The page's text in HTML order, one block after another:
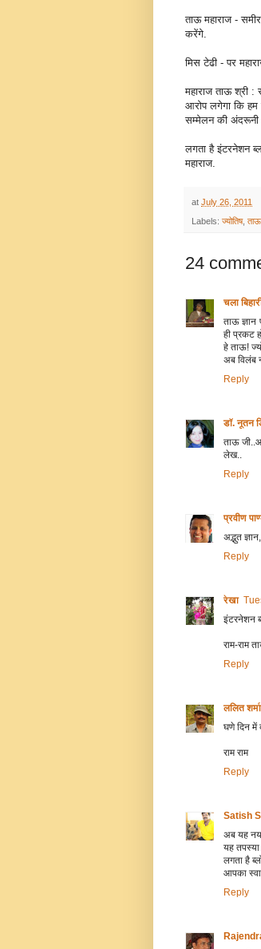
ताऊ महाराज -
करेंगे.
मिस टेढी - पर
महाराज ताऊ श्री :
आरोप लगेगा कि हम
सम्मेलन की अंदरूनी
लगता है इंटरनेशन
महाराज.
at July 26, 2011
Labels: ज्योतिष, ताऊ
24
चला
ताऊ
ही प्रकट
हे ताऊ!
अब विलंब
Reply
डॉ. नूतन
ताऊ
लेख..
Reply
प्रवीण
अद्भुत
Reply
रेखा
इंटरनेशन
राम-राम
Reply
ललित शर्मा
घणे दिन में
राम राम
Reply
Satish
अब यह
यह तपस्या
लगता है
आपका
Reply